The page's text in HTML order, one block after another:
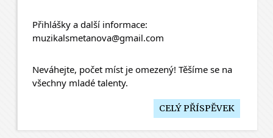
Přihlášky a další informace:
muzikalsmetanova@gmail.com
Neváhejte, počet míst je omezený! Těšíme se na
všechny mladé talenty.
CELÝ PŘÍSPĚVEK